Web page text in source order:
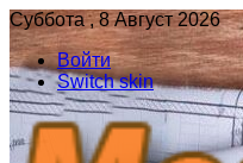
Суббота , 8 Август 2026
Войти
Switch skin